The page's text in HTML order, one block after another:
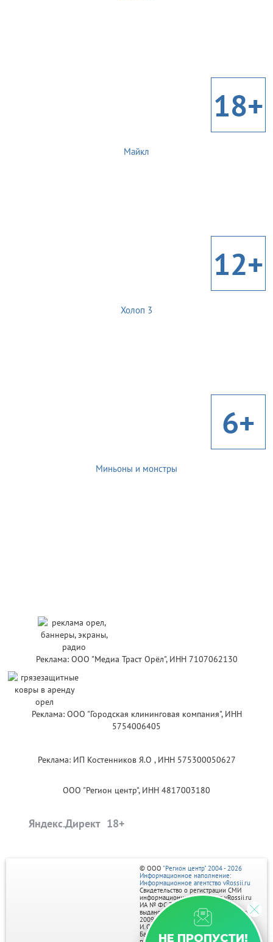
18+
Майкл
12+
Холоп 3
6+
Миньоны и монстры
Реклама: ООО "Медиа Траст Орёл", ИНН 7107062130
Реклама: ООО "Городская клининговая компания", ИНН
5754006405
Реклама: ИП Костенников Я.О , ИНН 575300050627
ООО "Регион центр", ИНН 4817003180
Яндекс.Директ
НЕ ПРОПУСТИ!
© ООО "Регион центр" 2004 - 2026
Информационное наполнение:
Информационное агентство vRossii.ru
Свидетельство о регистрации СМИ
информационного агентства vRossii.ru
ИА № ФС 77‑35502
выдано РОСКОМНАДЗОРом 04 марта
2009г.
И. О. Главного редактора Нарыков А. Н.
Баннеры на портале размещаются на